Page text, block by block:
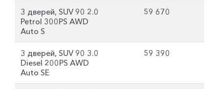
3 дверей, SUV 90 2.0
Petrol 300PS AWD
Auto S
59 670
3 дверей, SUV 90 3.0
Diesel 200PS AWD
Auto SE
59 390